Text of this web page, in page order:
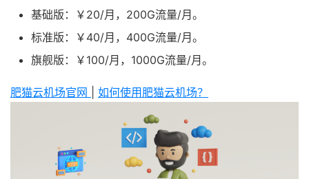
基础版：￥20/月，200G流量/月。
标准版：￥40/月，400G流量/月。
旗舰版：￥100/月，1000G流量/月。
肥猫云机场官网 如何使用肥猫云机场？